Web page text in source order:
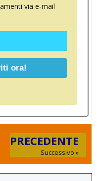
via e-mail
PRECEDENTE
Successivo »